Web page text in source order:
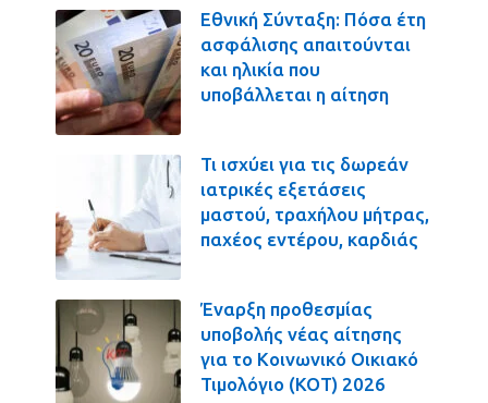
Εθνική Σύνταξη: Πόσα έτη
ασφάλισης απαιτούνται
και ηλικία που
υποβάλλεται η αίτηση
Τι ισχύει για τις δωρεάν
ιατρικές εξετάσεις
μαστού, τραχήλου μήτρας,
παχέος εντέρου, καρδιάς
Έναρξη προθεσμίας
υποβολής νέας αίτησης
για το Κοινωνικό Οικιακό
Τιμολόγιο (ΚΟΤ) 2026